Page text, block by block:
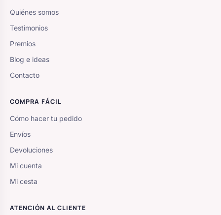
Quiénes somos
Testimonios
Premios
Blog e ideas
Contacto
COMPRA FÁCIL
Cómo hacer tu pedido
Envíos
Devoluciones
Mi cuenta
Mi cesta
ATENCIÓN AL CLIENTE